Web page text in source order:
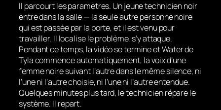
Il parcourt les paramètres. Un jeune technicien noir
entre dans la salle — la seule autre personne noire
qui est passée par la porte, et il est venu pour
travailler. Il localise le problème, s’y attaque.
Pendant ce temps, la vidéo se termine etWaterde
Tyla commence automatiquement, la voix d’une
femme noire suivant l’autre dans le même silence, ni
l’une ni l’autre choisie, ni l’une ni l’autre entendue.
Quelques minutes plus tard, le technicien répare le
système. Il repart.